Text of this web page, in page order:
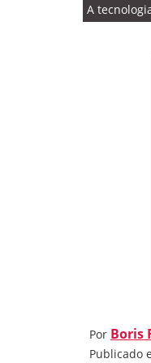
A
Por Boris
Publicado